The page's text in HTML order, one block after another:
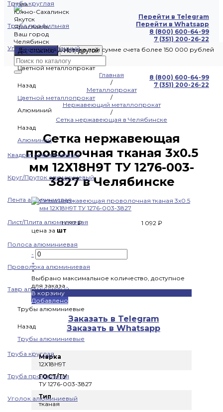
Чита
Южно-Сахалинск
Якутск
Ярославль
Ваш город
Челябинск
Да, спасибо
Нет, другой
8 (800) 600-64-99
7 (351) 200-26-22
Перейти в Telegram
Перейти в Whatsapp
8 (800) 600-64-99
7 (351) 200-26-22
Труба круглая
Труба профильная
Уголок оцинкованный
Цветной металлопрокат
Назад
Цветной металлопрокат
Алюминий
Назад
Алюминий
Квадрат алюминиевый
Круг/Пруток алюминиевый
Лента алюминиевая
Лист/Плита алюминиевая
Полоса алюминиевая
Проволока алюминиевая
Тавр алюминиевый
Трубы алюминиевые
Назад
Трубы алюминиевые
Труба круглая
Труба профильная
Уголок алюминиевый
Бесплатная доставка при сумме счета более 150 000 рублей
Главная
/
Металлопрокат
/
Нержавеющий металлопрокат
/
Сетка нержавеющая в Челябинске
Сетка нержавеющая
проволочная тканая 3х0.5
мм 12Х18Н9Т ТУ 1276-003-
3827 в Челябинске
1 092 ₽
1 092 ₽
цена за шт
-
+
×
Выбрано максимальное количество, доступное
для заказа
В корзину
Добавлено
Заказать в Telegram
Заказать в Whatsapp
Марка
12Х18Н9Т
ГОСТ/ТУ
ТУ 1276-003-3827
Тип
тканая